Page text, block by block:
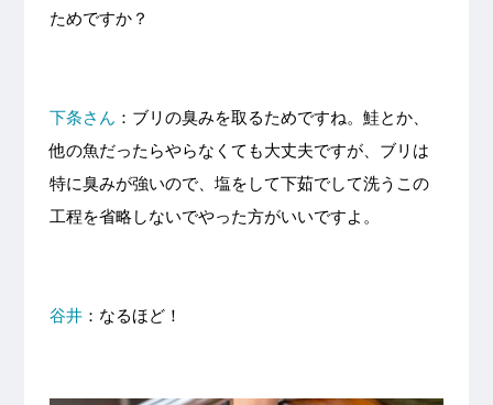
ためですか？
下条さん ：ブリの臭みを取るためですね。鮭とか、
他の魚だったらやらなくても大丈夫ですが、ブリは
特に臭みが強いので、塩をして下茹でして洗うこの
工程を省略しないでやった方がいいですよ。
谷井：なるほど！